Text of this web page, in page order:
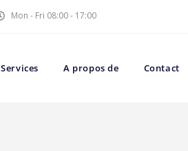
Mon - Fri 08:00 - 17:00
Services A propos de Contact